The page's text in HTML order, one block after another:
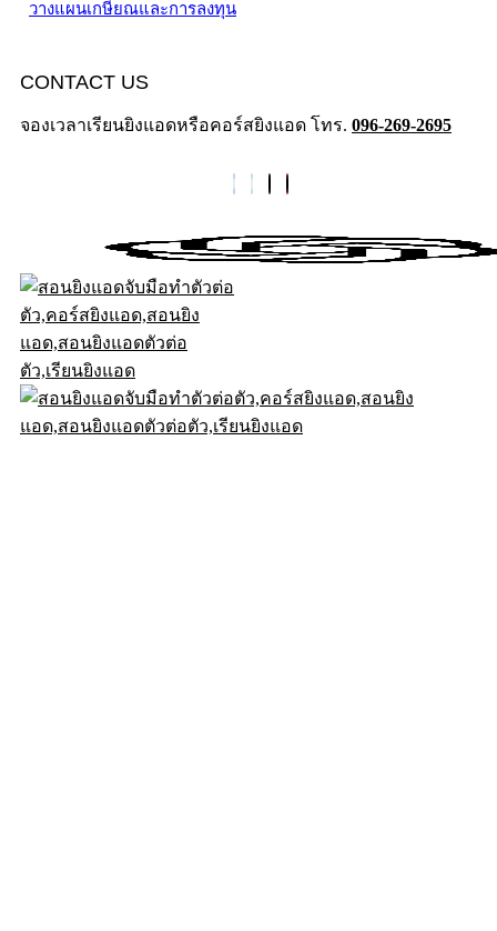
วางแผนเกษียณและการลงทุน
CONTACT US
จองเวลาเรียนยิงแอดหรือคอร์สยิงแอด โทร. 096-269-2695